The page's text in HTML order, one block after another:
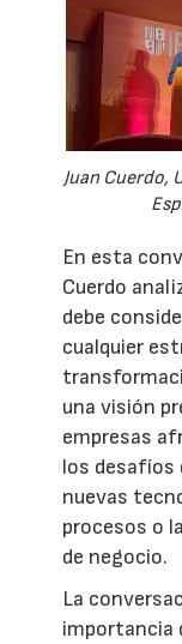
Juan Cuerdo,
En esta
Cuerdo
debe
cualquier
una visión
empresas
los desafíos
nuevas
procesos o
de negocio.
La
importancia